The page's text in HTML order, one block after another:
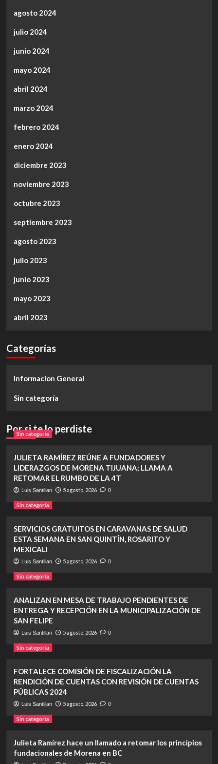
agosto 2024
julio 2024
junio 2024
mayo 2024
abril 2024
marzo 2024
febrero 2024
enero 2024
diciembre 2023
noviembre 2023
octubre 2023
septiembre 2023
agosto 2023
julio 2023
junio 2023
mayo 2023
abril 2023
Categorías
Informacion General
Sin categoría
Por si te lo perdiste
Sin categoría
JULIETA RAMÍREZ REÚNE A FUNDADORES Y
LIDERAZGOS DE MORENA TIJUANA; LLAMA A
RETOMAR EL RUMBO DE LA 4T
Luis Santillan 5 agosto, 2026 0
Sin categoría
SERVICIOS GRATUITOS EN CARAVANAS DE SALUD
ESTA SEMANA EN SAN QUINTÍN, ROSARITO Y
MEXICALI
Luis Santillan 5 agosto, 2026 0
Sin categoría
ANALIZAN EN MESA DE TRABAJO PENDIENTES DE
ENTREGA Y RECEPCIÓN EN LA MUNICIPALIZACIÓN DE
SAN FELIPE
Luis Santillan 5 agosto, 2026 0
Sin categoría
FORTALECE COMISIÓN DE FISCALIZACIÓN LA
RENDICIÓN DE CUENTAS CON REVISIÓN DE CUENTAS
PÚBLICAS 2024
Luis Santillan 5 agosto, 2026 0
Sin categoría
Julieta Ramírez hace un llamado a retomar los principios
fundacionales de Morena en BC